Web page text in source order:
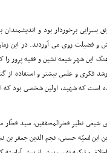
برخوردار بود و
فضیلت روى مى آوردند. در این
فکرى و علمى بیشتر و استفاده از
است که شهید، اولین شخصى بود که
شیعى نظیر فخرالمحققین، سید
ابن مُعیّه حسنى، نجم الدین جعفر